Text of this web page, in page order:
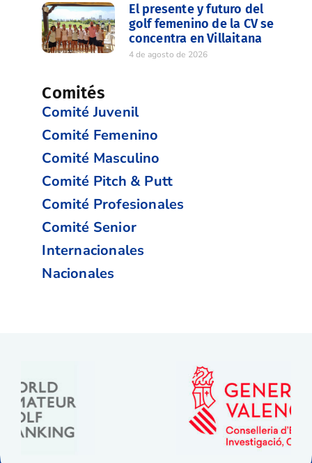
El presente y futuro del
golf femenino de la CV se
concentra en Villaitana
4 de agosto de 2026
Comités
Comité Juvenil
Comité Femenino
Comité Masculino
Comité Pitch & Putt
Comité Profesionales
Comité Senior
Internacionales
Nacionales